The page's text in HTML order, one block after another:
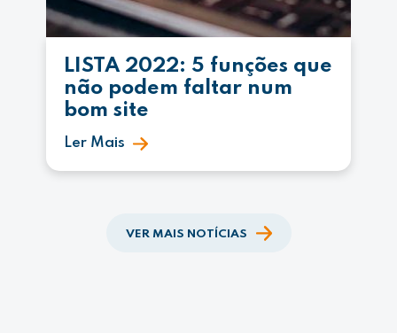
LISTA 2022: 5 funções que
não podem faltar num
bom site
Ler Mais
VER MAIS NOTÍCIAS